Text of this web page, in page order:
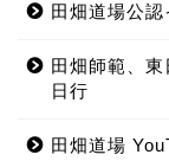
田畑道場公認
田畑師範、
日行
田畑道場